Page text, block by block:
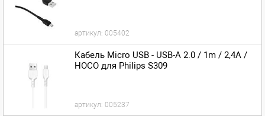
артикул: 005402
Кабель Micro USB - USB-A 2.0 / 1m / 2,4A /
HOCO для Philips S309
артикул: 005237